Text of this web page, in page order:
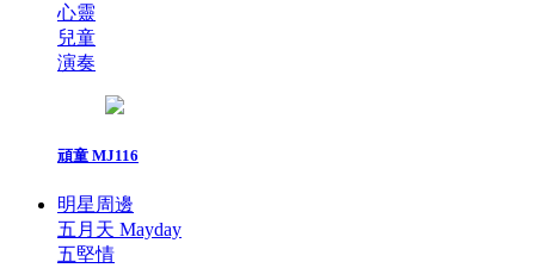
心靈
兒童
演奏
頑童 MJ116
明星周邊
五月天 Mayday
五堅情